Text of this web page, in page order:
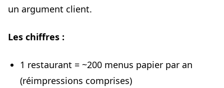
un argument client.
Les chiffres :
1 restaurant = ~200 menus papier par an
(réimpressions comprises)